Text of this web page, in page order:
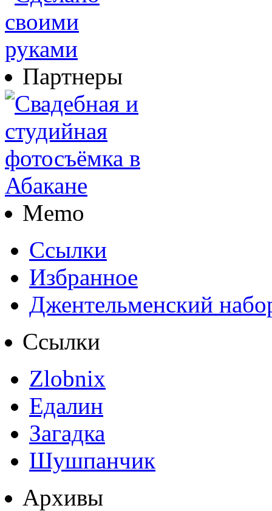
Партнеры
Memo
Ссылки
Избранное
Джентельменский
Ссылки
Zlobnix
Едалин
Загадка
Шушпанчик
Архивы